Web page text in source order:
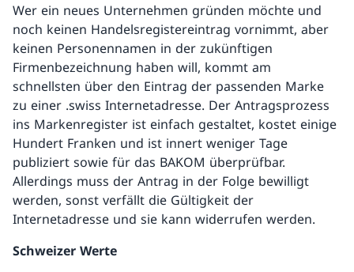
Wer ein neues Unternehmen gründen möchte und
noch keinen Handelsregistereintrag vornimmt, aber
keinen Personennamen in der zukünftigen
Firmenbezeichnung haben will, kommt am
schnellsten über den Eintrag der passenden Marke
zu einer .swiss Internetadresse. Der Antragsprozess
ins Markenregister ist einfach gestaltet, kostet einige
Hundert Franken und ist innert weniger Tage
publiziert sowie für das BAKOM überprüfbar.
Allerdings muss der Antrag in der Folge bewilligt
werden, sonst verfällt die Gültigkeit der
Internetadresse und sie kann widerrufen werden.
Schweizer Werte